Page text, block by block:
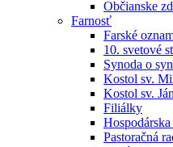
Občianske
Farnosť
Farské
10. svetové
Synoda o
Kostol sv.
Kostol sv.
Filiálky
Hospodárska
Pastoračná